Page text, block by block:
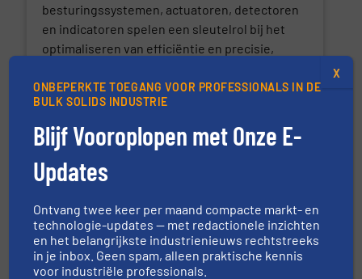
besturingssystemen, actuatoren, detectoren
en indicatoren spelen een sleutelrol bij het
optimaliseren van efficiëntie en precisie,
nauwkeurige kwaliteitscontrole mogelijk zijn.
Producten
Schakelaars
Regelsystemen
Besturingssystemen
Actuatoren
ONBEPERKTE TOEGANG VOOR PROFESSIONALS IN DE
BULK SOLIDS INDUSTRIE
Blijf Vooroplopen met Onze E-
Updates
Ontvang twee keer per maand compacte markt- en
technologie-updates — met redactionele inzichten
en het belangrijkste industrienieuws rechtstreeks
in je inbox. Geen spam, alleen praktische kennis
voor industriële professionals.
X